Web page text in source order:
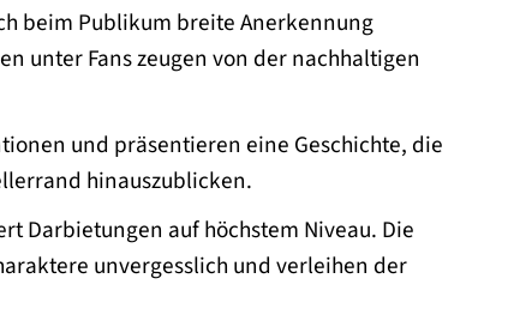
beim Publikum breite Anerkennung
unter Fans zeugen von der nachhaltigen
und präsentieren eine Geschichte, die
hinauszublicken.
Darbietungen auf höchstem Niveau. Die
unvergesslich und verleihen der